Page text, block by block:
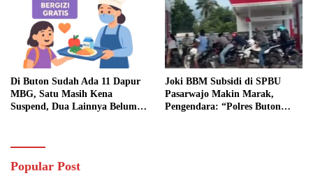
Di Buton Sudah Ada 11 Dapur
MBG, Satu Masih Kena
Suspend, Dua Lainnya Belum
Joki BBM Subsidi di SPBU
Pasarwajo Makin Marak,
Pengendara: “Polres Buton
Popular Post